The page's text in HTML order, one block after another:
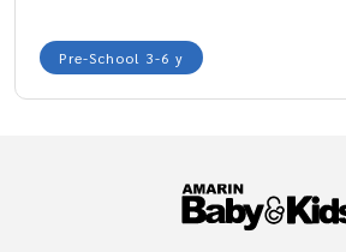
Pre-School 3-6 y